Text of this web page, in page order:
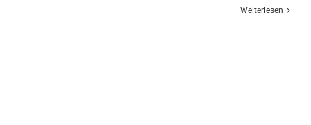
Weiterlesen